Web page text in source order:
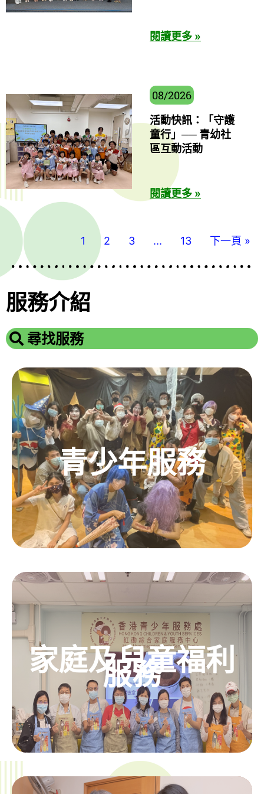
閱讀更多 »
08/2026
活動快訊：「守護
童行」── 青幼社
區互動活動
閱讀更多 »
1 2 3 ... 13 下一頁 »
服務介紹
尋找服務
青少年服務
家庭及兒童福利
服務